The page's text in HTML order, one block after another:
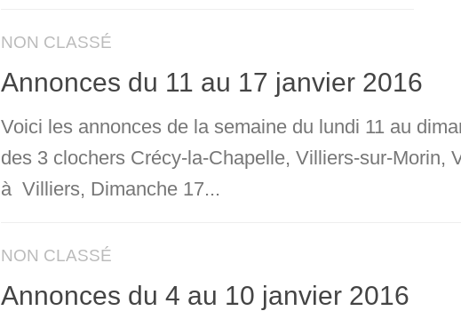
NON CLASSÉ
Annonces du 11 au 17 janvier 2016
Voici les annonces de la semaine du lundi 11 au
des 3 clochers Crécy-la-Chapelle, Villiers-sur-Morin,
à Villiers, Dimanche 17...
NON CLASSÉ
Annonces du 4 au 10 janvier 2016